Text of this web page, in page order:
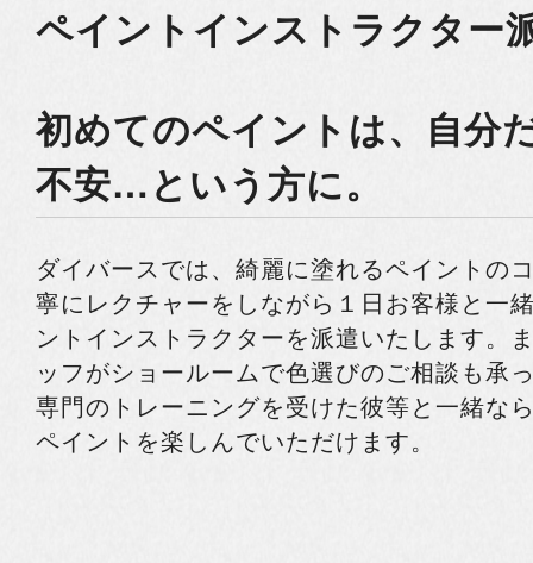
ペイントインストラクター
初めてのペイントは、自分
不安…という方に。
ダイバースでは、綺麗に塗れるペイントの
寧にレクチャーをしながら１日お客様と一
ントインストラクターを派遣いたします。
ッフがショールームで色選びのご相談も承
専門のトレーニングを受けた彼等と一緒な
ペイントを楽しんでいただけます。